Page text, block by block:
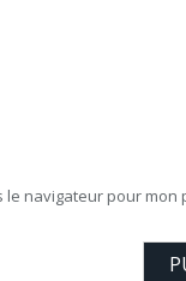
navigateur pour mon